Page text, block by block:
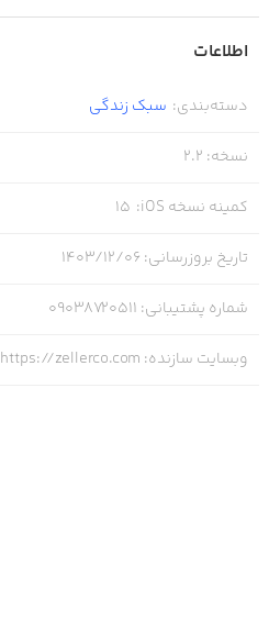
اطلاعات
دسته‌بندی: سبک زندگی
نسخه:
2.2
کمینه نسخه iOS :
15
تاریخ بروزرسانی: ۱۴۰۳/۱۲/۰۶
شماره پشتیبانی:
09038720511
وبسایت سازنده:
https://zellerco.com